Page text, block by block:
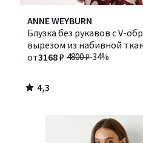
ANNE WEYBURN
Блузка без рукавов с V-
вырезом из набивной
графическим рисунком
4800 ₽-34%
от3168 ₽
4,3
/ 5
4,3
/